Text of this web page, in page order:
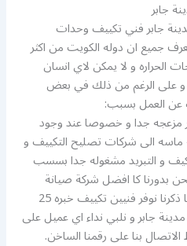
جابر
جابر فني تكييف وحدات
جميع ان دوله الكويت من اكثر
الحراره و لا يمكن لاي انسان
و على الرغم من ذلك في بعض
عن العمل بسبب:
مزعجه جدا و خصوصا عند وجود
ماسه الى شركات تصليح التكييف و
و التبريد مشغوله جدا بسسب
نحن بدورنا كا افضل شركة صيانة
تكييف بمدينة جابر كما ذكرنا نوفر فنيين تكييف خبره 25
جابر و نلبي نداء اي عميل على
بنا على رقمنا الساخن.